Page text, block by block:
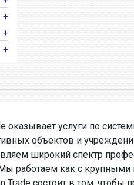
оказывает услуги по
объектов и
широкий спектр
работаем как с